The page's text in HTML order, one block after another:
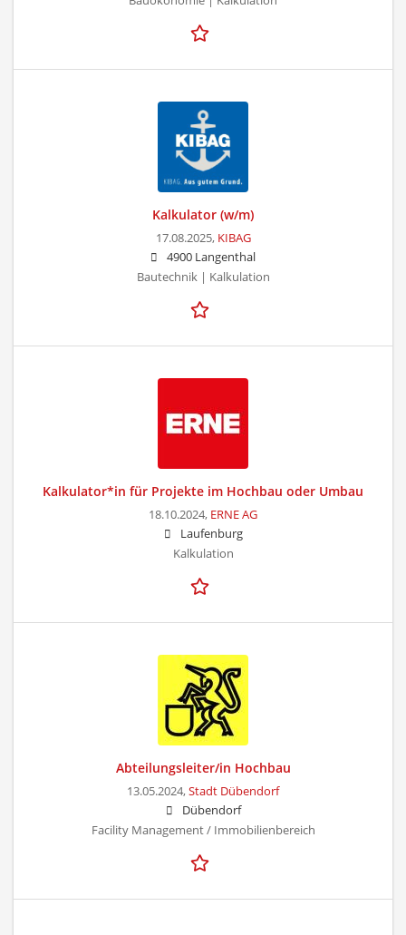
Kalkulator (w/m)
17.08.2025, KIBAG
4900 Langenthal
Bautechnik | Kalkulation
Kalkulator*in für Projekte im Hochbau oder Umbau
18.10.2024, ERNE AG
Laufenburg
Kalkulation
Abteilungsleiter/in Hochbau
13.05.2024,Stadt Dübendorf
Dübendorf
Facility Management / Immobilienbereich